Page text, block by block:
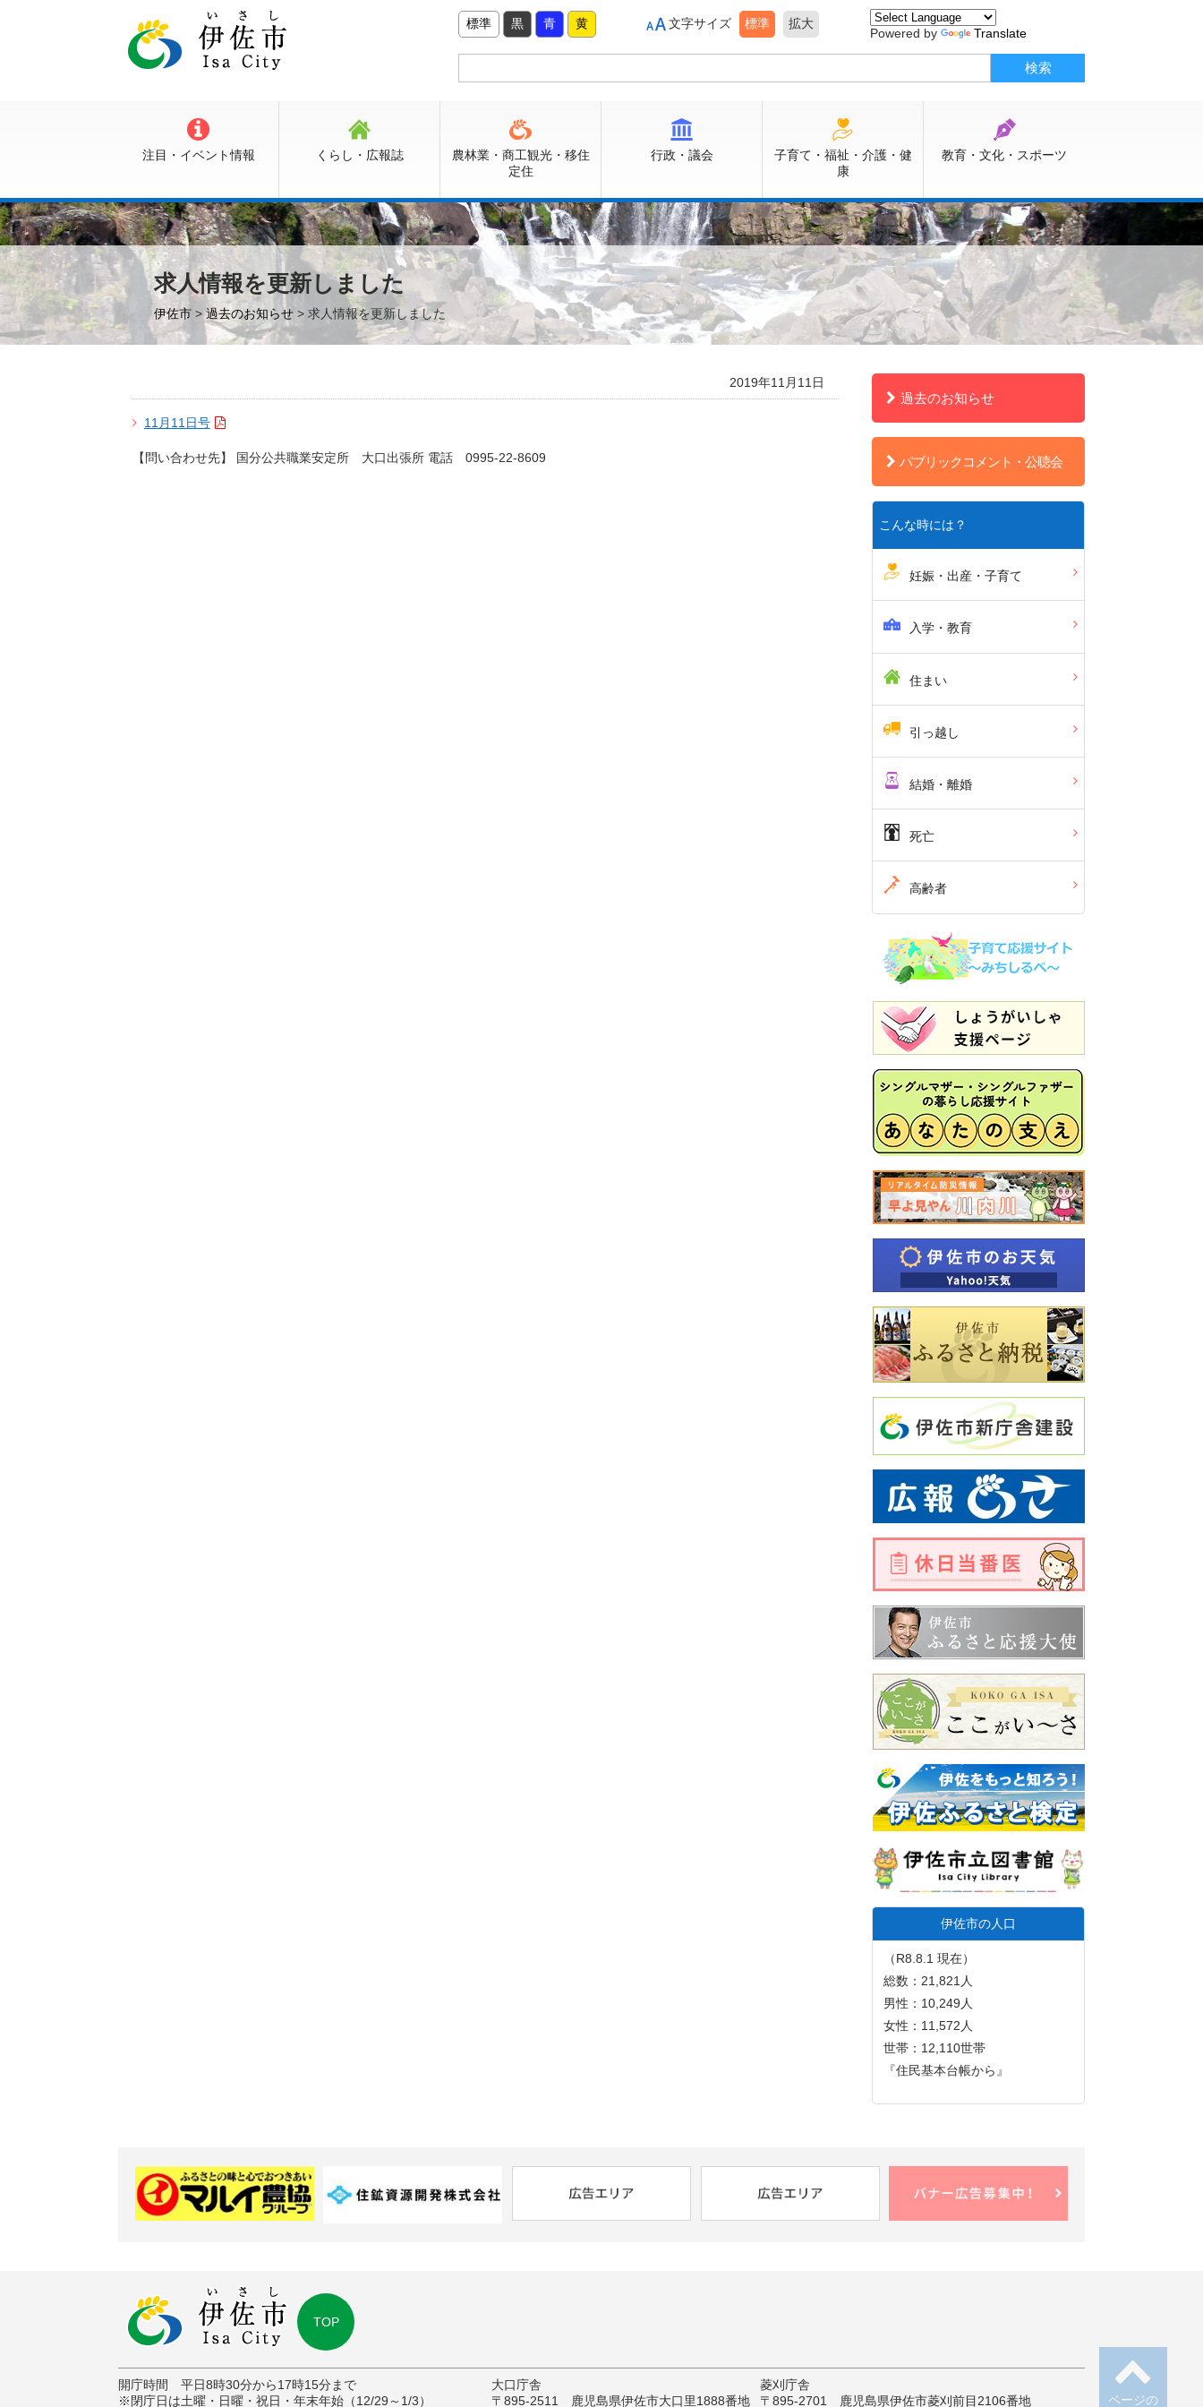
標準 黒 青 黄 文字サイズ 標準 拡大
Powered by Translate
注目・イベント情報 くらし・広報誌
農林業・商工観光・移住
定住
行政・議会
子育て・福祉・介護・健
康
教育・文化・スポーツ
求人情報を更新しました
伊佐市 >過去のお知らせ > 求人情報を更新しました
2019年11月11日
11月11日号
【問い合わせ先】 国分公共職業安定所 大口出張所 電話 0995‐22‐8609
過去のお知らせ
パブリックコメント・公聴会
こんな時には？
妊娠・出産・子育て
入学・教育
住まい
引っ越し
結婚・離婚
死亡
高齢者
伊佐市の人口
（R8.8.1 現在）
総数：21,821人
男性：10,249人
女性：11,572人
世帯：12,110世帯
『住民基本台帳から』
ページの
TOP
開庁時間 平日8時30分から17時15分まで
※閉庁日は土曜・日曜・祝日・年末年始（12/29～1/3）
大口庁舎
〒895-2511 鹿児島県伊佐市大口里1888番地
菱刈庁舎
〒895-2701 鹿児島県伊佐市菱刈前目2106番地